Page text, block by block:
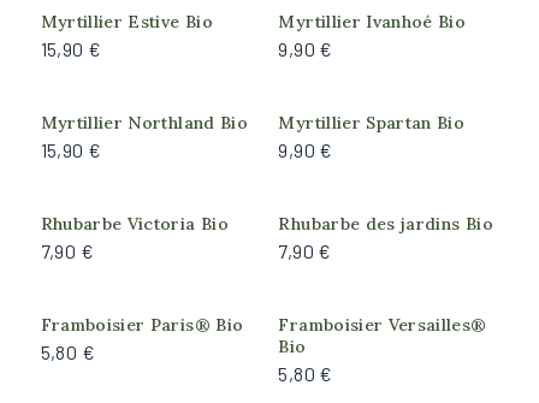
Caseille
Cassis
Framboise
Groseille
Myrtille
Mûre et hybride
Feuillage
Myrtillier Estive Bio
15,90 €
Myrtillier Ivanhoé Bio
9,90 €
Myrtillier Northland Bio
15,90 €
Produit actuellement
indisponible
Myrtillier Spartan Bio
9,90 €
Rhubarbe Victoria Bio
7,90 €
Rhubarbe des jardins Bio
7,90 €
Framboisier Paris® Bio
5,80 €
Framboisier Versailles®
Bio
5,80 €